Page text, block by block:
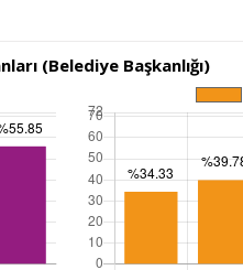
(Belediye Başkanlığı)